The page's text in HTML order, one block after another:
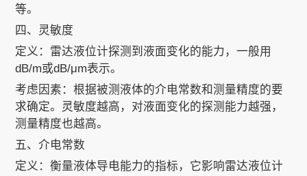
等。
四、灵敏度
定义：雷达液位计探测到液面变化的能力，一般用
dB/m或dB/μm表示。
考虑因素：根据被测液体的介电常数和测量精度的要
求确定。灵敏度越高，对液面变化的探测能力越强，
测量精度也越高。
五、介电常数
定义：衡量液体导电能力的指标，它影响雷达液位计